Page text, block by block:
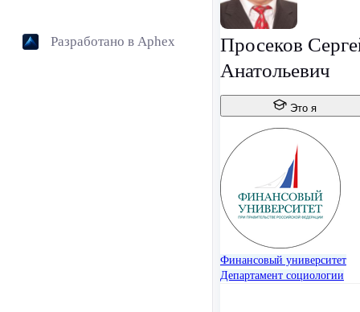
Разработано в Aphex
Просеков
Анатольевич
Это я
Финансовый университет
Департамент социологии